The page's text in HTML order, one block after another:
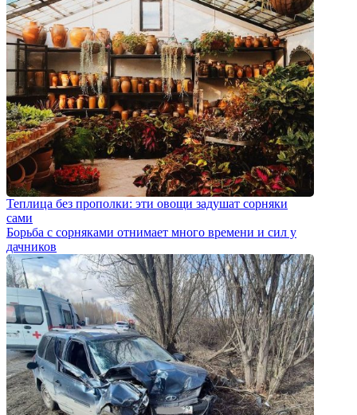
Теплица без прополки: эти овощи задушат сорняки
сами
Борьба с сорняками отнимает много времени и сил у
дачников